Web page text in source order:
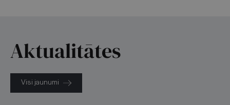
Aktualitātes
Visi jaunumi